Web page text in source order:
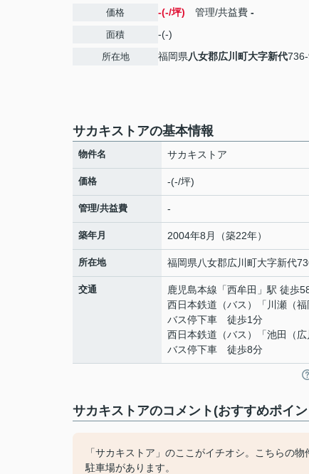
価格 -(-/坪) 管理/共益費 -
面積 -(-)
所在地 福岡県八女郡広川町大字新代
サカキストアの基本情報
物件名 サカキストア
価格 -(-/坪)
管理/共益費 -
築年月 2004年8月（築22年）
所在地 福岡県八女郡広川町大字新代
交通 鹿児島本線 「西牟田 」駅 徒歩
西日本鉄道（バス）「川瀬（福
バス停下車 徒歩1分
西日本鉄道（バス）「池田（広
バス停下車 徒歩8分
サカキストアのコメント(おすすめポイ
「サカキストア」のここがイチオシ。こちらの
駐車場があります。